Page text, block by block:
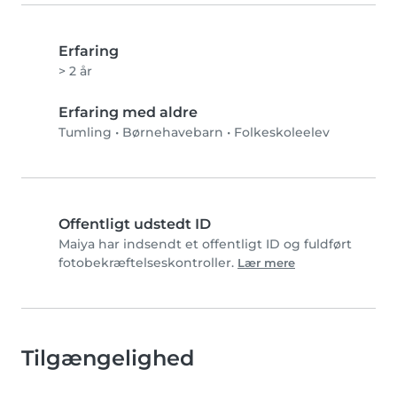
Erfaring
> 2 år
Erfaring med aldre
Tumling • Børnehavebarn • Folkeskoleelev
Offentligt udstedt ID
Maiya har indsendt et offentligt ID og fuldført
fotobekræftelseskontroller. Lær mere
Tilgængelighed